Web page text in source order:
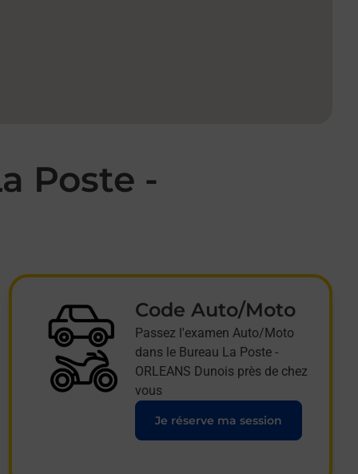
Poste -
Code Auto/Moto
Passez l'examen Auto/Moto
dans le Bureau La Poste -
ORLEANS Dunois près de chez
vous
Je réserve ma session